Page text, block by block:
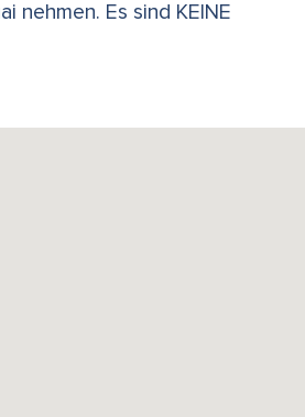
nehmen. Es sind KEINE